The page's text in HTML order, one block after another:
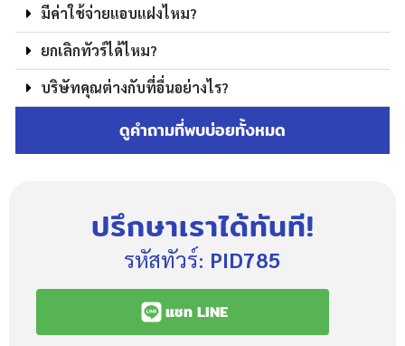
มีค่าใช้จ่ายแอบแฝงไหม?
ยกเลิกทัวร์ได้ไหม?
บริษัทคุณต่างกับที่อื่นอย่างไร?
ดูคำถามที่พบบ่อยทั้งหมด
ปรึกษาเราได้ทันที!
รหัสทัวร์: PID785
แชท LINE